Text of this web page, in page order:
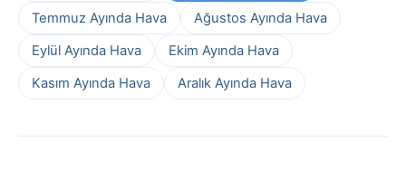
Temmuz Ayında Hava
Ağustos Ayında Hava
Eylül Ayında Hava
Ekim Ayında Hava
Kasım Ayında Hava
Aralık Ayında Hava